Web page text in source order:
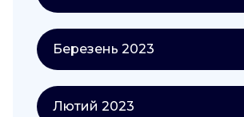
Березень 2023
Лютий 2023